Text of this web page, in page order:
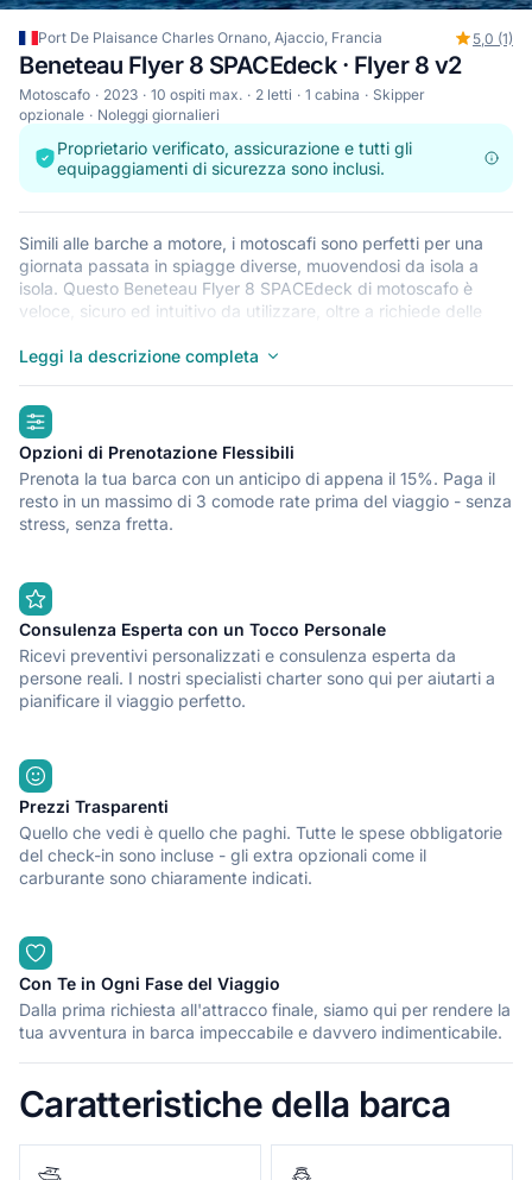
Port De Plaisance Charles Ornano, Ajaccio, Francia 5,0 (1)
Beneteau Flyer 8 SPACEdeck · Flyer 8 v2
Motoscafo 2023 10 ospiti max. 2 letti 1 cabina
Skipper
opzionale
Noleggi giornalieri
Proprietario verificato, assicurazione e tutti gli
equipaggiamenti di sicurezza sono inclusi.
Simili alle barche a motore, i motoscafi sono perfetti per una
giornata passata in spiagge diverse, muovendosi da isola a
isola. Questo Beneteau Flyer 8 SPACEdeck di motoscafo è
veloce, sicuro ed intuitivo da utilizzare, oltre a richiede delle
SPACEdeck è situato presso Port De Plaisance Charles Ornano,
barca. Buon viaggio!
Leggi la descrizione completa
highlights
Opzioni di Prenotazione Flessibili
Prenota la tua barca con un anticipo di appena il 15%. Paga il
resto in un massimo di 3 comode rate prima del viaggio - senza
stress, senza fretta.
Consulenza Esperta con un Tocco Personale
Ricevi preventivi personalizzati e consulenza esperta da
persone reali. I nostri specialisti charter sono qui per aiutarti a
pianificare il viaggio perfetto.
Prezzi Trasparenti
Quello che vedi è quello che paghi. Tutte le spese obbligatorie
del check-in sono incluse - gli extra opzionali come il
carburante sono chiaramente indicati.
Con Te in Ogni Fase del Viaggio
Dalla prima richiesta all'attracco finale, siamo qui per rendere la
tua avventura in barca impeccabile e davvero indimenticabile.
Caratteristiche della barca